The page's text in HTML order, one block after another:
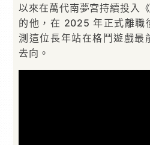
以來在萬代南夢宮持續投入
的他，在 2025 年正式離職
測這位長年站在格鬥遊戲最
去向。